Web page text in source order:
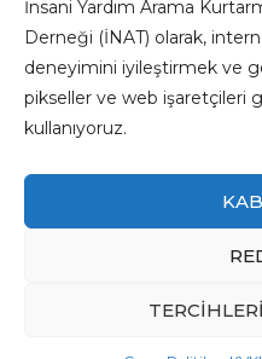
İnsani Yardım Arama
Derneği (İNAT) olarak,
deneyimini iyileştirmek ve
pikseller ve web işaretçileri
kullanıyoruz.